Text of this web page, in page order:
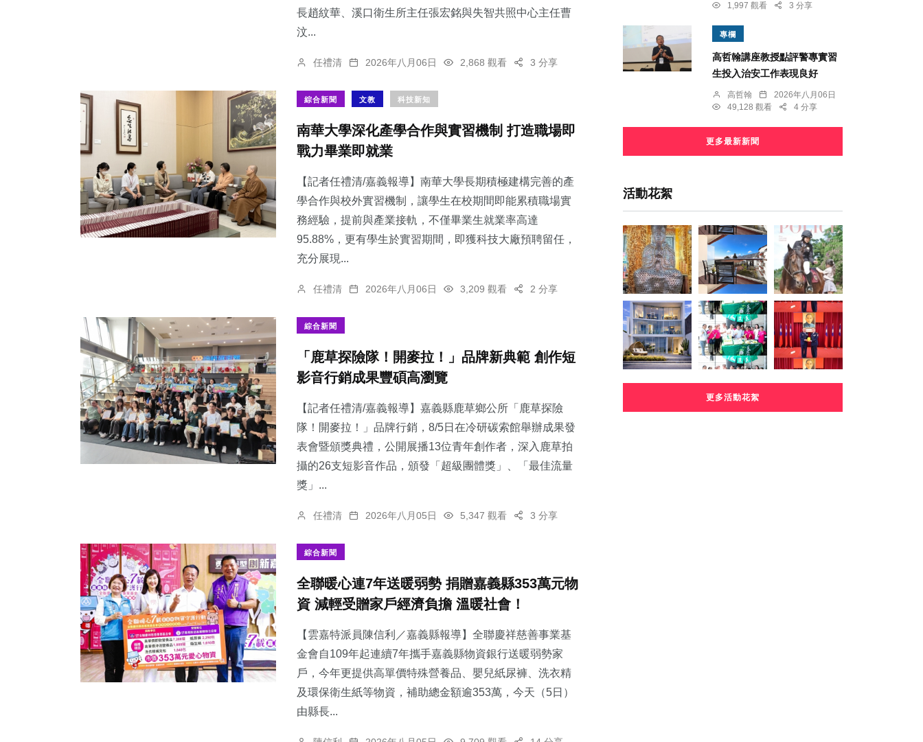
長趙紋華、溪口衛生所主任張宏銘與失智共照中心主任曹
汶...
任禮清 2026年八月06日 2,868 觀看 3 分享
綜合新聞 文教 科技新知
南華大學深化產學合作與實習機制 打造職場即
戰力畢業即就業
【記者任禮清/嘉義報導】南華大學長期積極建構完善的產
學合作與校外實習機制，讓學生在校期間即能累積職場實
務經驗，提前與產業接軌，不僅畢業生就業率高達
95.88%，更有學生於實習期間，即獲科技大廠預聘留任，
充分展現...
任禮清 2026年八月06日 3,209 觀看 2 分享
綜合新聞
「鹿草探險隊！開麥拉！」品牌新典範 創作短
影音行銷成果豐碩高瀏覽
【記者任禮清/嘉義報導】嘉義縣鹿草鄉公所「鹿草探險
隊！開麥拉！」品牌行銷，8/5日在冷研碳索館舉辦成果發
表會暨頒獎典禮，公開展播13位青年創作者，深入鹿草拍
攝的26支短影音作品，頒發「超級團體獎」、「最佳流量
獎」...
任禮清 2026年八月05日 5,347 觀看 3 分享
綜合新聞
全聯暖心連7年送暖弱勢 捐贈嘉義縣353萬元物
資 減輕受贈家戶經濟負擔 溫暖社會！
【雲嘉特派員陳信利／嘉義縣報導】全聯慶祥慈善事業基
金會自109年起連續7年攜手嘉義縣物資銀行送暖弱勢家
戶，今年更提供高單價特殊營養品、嬰兒紙尿褲、洗衣精
及環保衛生紙等物資，補助總金額逾353萬，今天（5日）
由縣長...
1,997 觀看
3 分享
專欄
高哲翰講座教授點評警專實習
生投入治安工作表現良好
高哲翰
2026年八月06日
49,128 觀看
4 分享
更多最新新聞
活動花絮
更多活動花絮